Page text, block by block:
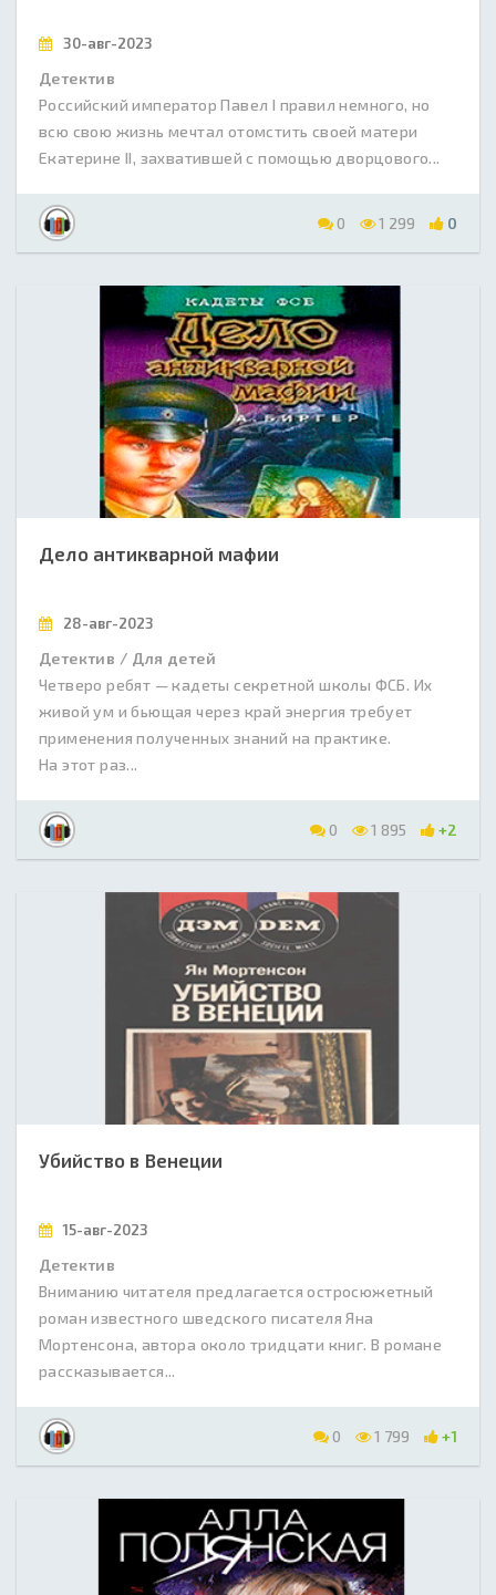
30-авг-2023
Детектив
Российский император Павел I правил немного, но
всю свою жизнь мечтал отомстить своей матери
Екатерине II, захватившей с помощью дворцового...
0 1 299 0
Дело антикварной мафии
28-авг-2023
Детектив / Для детей
Четверо ребят — кадеты секретной школы ФСБ. Их
живой ум и бьющая через край энергия требует
применения полученных знаний на практике.
На этот раз...
0 1 895 +2
Убийство в Венеции
15-авг-2023
Детектив
Вниманию читателя предлагается остросюжетный
роман известного шведского писателя Яна
Мортенсона, автора около тридцати книг. В романе
рассказывается...
0 1 799 +1